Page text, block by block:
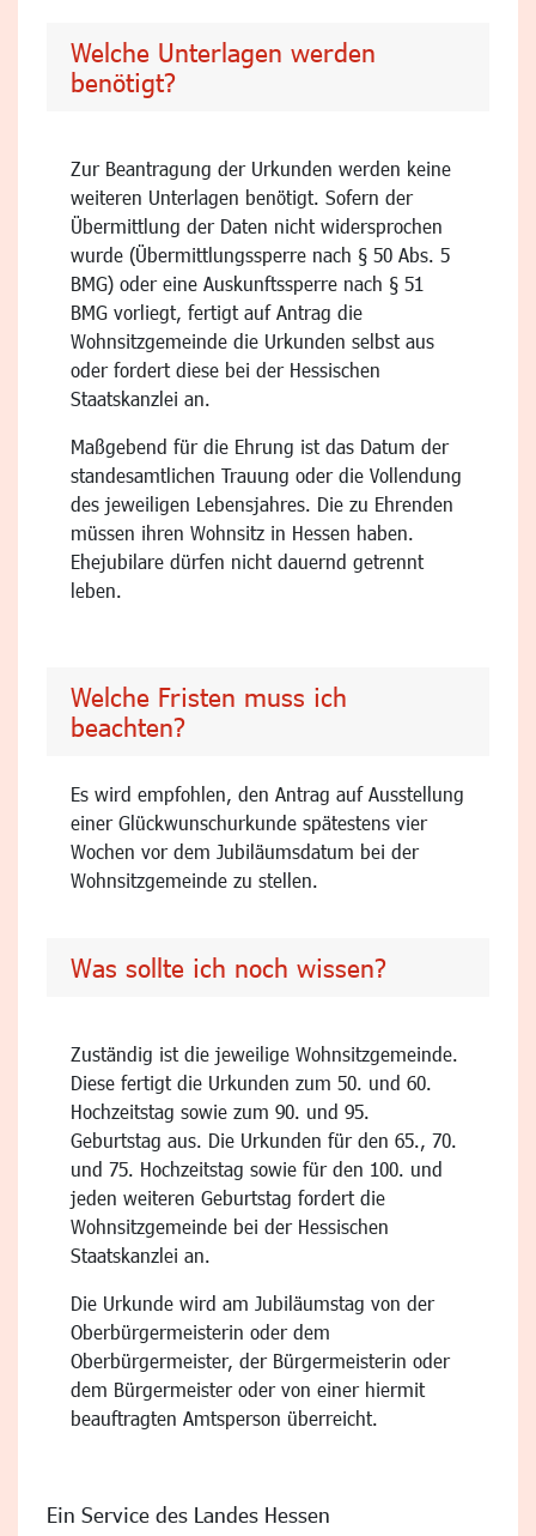
Welche Unterlagen werden
benötigt?
Zur Beantragung der Urkunden werden keine
weiteren Unterlagen benötigt. Sofern der
Übermittlung der Daten nicht widersprochen
wurde (Übermittlungssperre nach § 50 Abs. 5
BMG) oder eine Auskunftssperre nach § 51
BMG vorliegt, fertigt auf Antrag die
Wohnsitzgemeinde die Urkunden selbst aus
oder fordert diese bei der Hessischen
Staatskanzlei an.
Maßgebend für die Ehrung ist das Datum der
standesamtlichen Trauung oder die Vollendung
des jeweiligen Lebensjahres. Die zu Ehrenden
müssen ihren Wohnsitz in Hessen haben.
Ehejubilare dürfen nicht dauernd getrennt
leben.
Welche Fristen muss ich
beachten?
Es wird empfohlen, den Antrag auf Ausstellung
einer Glückwunschurkunde spätestens vier
Wochen vor dem Jubiläumsdatum bei der
Wohnsitzgemeinde zu stellen.
Was sollte ich noch wissen?
Zuständig ist die jeweilige Wohnsitzgemeinde.
Diese fertigt die Urkunden zum 50. und 60.
Hochzeitstag sowie zum 90. und 95.
Geburtstag aus. Die Urkunden für den 65., 70.
und 75. Hochzeitstag sowie für den 100. und
jeden weiteren Geburtstag fordert die
Wohnsitzgemeinde bei der Hessischen
Staatskanzlei an.
Die Urkunde wird am Jubiläumstag von der
Oberbürgermeisterin oder dem
Oberbürgermeister, der Bürgermeisterin oder
dem Bürgermeister oder von einer hiermit
beauftragten Amtsperson überreicht.
Ein Service des Landes Hessen